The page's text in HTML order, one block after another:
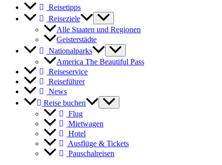
Reisetipps
Reiseziele
Alle Staaten und Regionen
Geisterstädte
Nationalparks
America The Beautiful Pass
Reiseservice
Reiseführer
News
Reise buchen
Flug
Mietwagen
Hotel
Ausflüge & Tickets
Pauschalreisen